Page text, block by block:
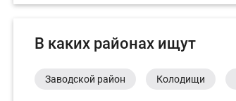
В каких районах ищут
Заводской район Колодищи